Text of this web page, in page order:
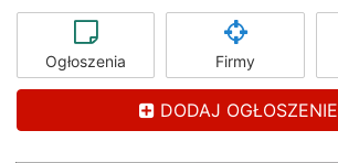
Ogłoszenia Firmy
DODAJ OGŁOSZENIE